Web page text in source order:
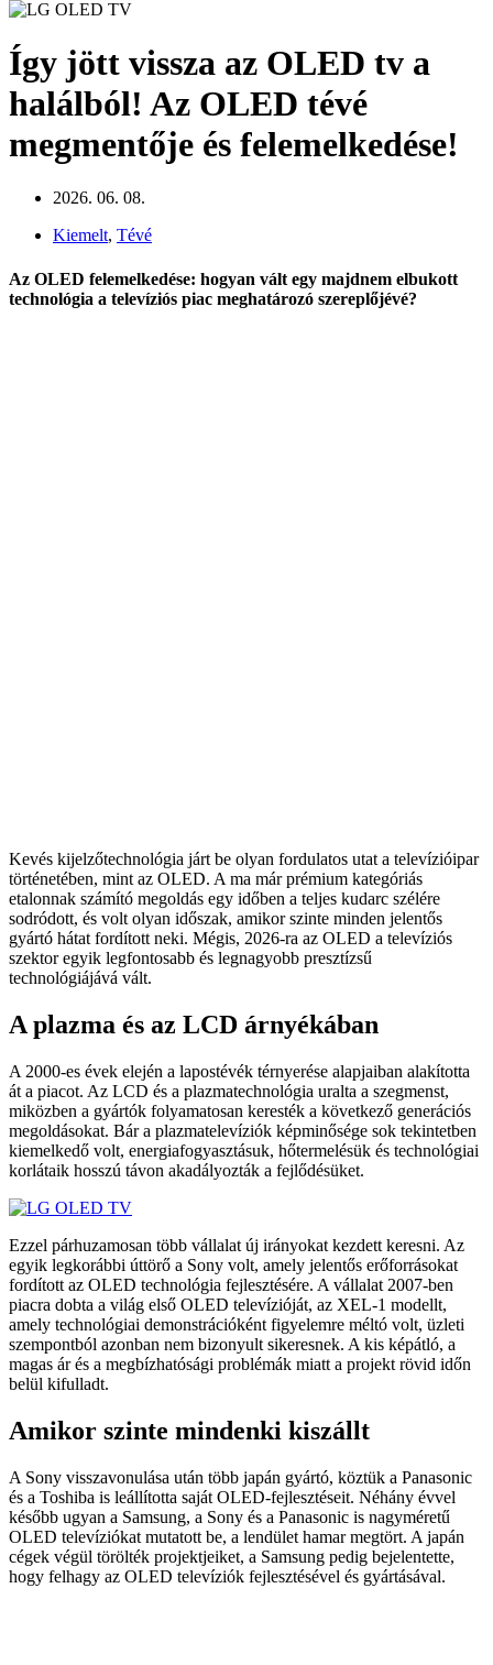
Így jött vissza az OLED tv a
halálból! Az OLED tévé
megmentője és felemelkedése!
2026. 06. 08.
Kiemelt, Tévé
Az OLED felemelkedése: hogyan vált egy majdnem elbukott
technológia a televíziós piac meghatározó szereplőjévé?
Kevés kijelzőtechnológia járt be olyan fordulatos utat a televízióipar
történetében, mint az OLED. A ma már prémium kategóriás
etalonnak számító megoldás egy időben a teljes kudarc szélére
sodródott, és volt olyan időszak, amikor szinte minden jelentős
gyártó hátat fordított neki. Mégis, 2026-ra az OLED a televíziós
szektor egyik legfontosabb és legnagyobb presztízsű
technológiájává vált.
A plazma és az LCD árnyékában
A 2000-es évek elején a lapostévék térnyerése alapjaiban alakította
át a piacot. Az LCD és a plazmatechnológia uralta a szegmenst,
miközben a gyártók folyamatosan keresték a következő generációs
megoldásokat. Bár a plazmatelevíziók képminősége sok tekintetben
kiemelkedő volt, energiafogyasztásuk, hőtermelésük és technológiai
korlátaik hosszú távon akadályozták a fejlődésüket.
Ezzel párhuzamosan több vállalat új irányokat kezdett keresni. Az
egyik legkorábbi úttörő a Sony volt, amely jelentős erőforrásokat
fordított az OLED technológia fejlesztésére. A vállalat 2007-ben
piacra dobta a világ első OLED televízióját, az XEL-1 modellt,
amely technológiai demonstrációként figyelemre méltó volt, üzleti
szempontból azonban nem bizonyult sikeresnek. A kis képátló, a
magas ár és a megbízhatósági problémák miatt a projekt rövid időn
belül kifulladt.
Amikor szinte mindenki kiszállt
A Sony visszavonulása után több japán gyártó, köztük a Panasonic
és a Toshiba is leállította saját OLED-fejlesztéseit. Néhány évvel
később ugyan a Samsung, a Sony és a Panasonic is nagyméretű
OLED televíziókat mutatott be, a lendület hamar megtört. A japán
cégek végül törölték projektjeiket, a Samsung pedig bejelentette,
hogy felhagy az OLED televíziók fejlesztésével és gyártásával.